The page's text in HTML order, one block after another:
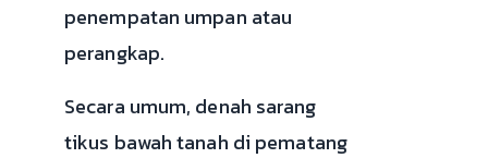
penempatan umpan atau
perangkap.
Secara umum, denah sarang
tikus bawah tanah di pematang